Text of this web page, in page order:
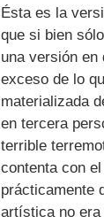
Ésta es la
que si bien
una versión
exceso de lo
materializada
en tercera
terrible
contenta con
prácticamente
artística no era